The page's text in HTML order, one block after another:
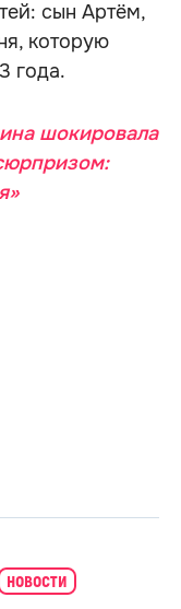
сын Артём,
которую
года.
шокировала
новости